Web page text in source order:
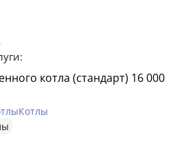
котла (стандарт) 16 000
Котлы